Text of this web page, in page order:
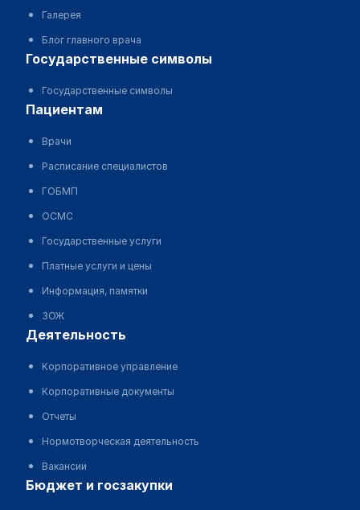
Галерея
Блог главного врача
государственные символы
Государственные символы
пациентам
Врачи
Расписание специалистов
ГОБМП
ОСМС
Государственные услуги
Платные услуги и цены
Информация, памятки
ЗОЖ
деятельность
Корпоративное управление
Корпоративные документы
Отчеты
Нормотворческая деятельность
Вакансии
бюджет и госзакупки